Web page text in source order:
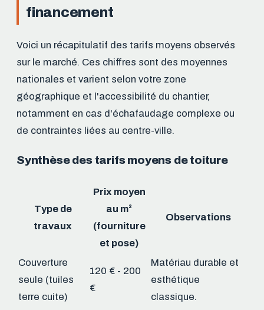
financement
Voici un récapitulatif des tarifs moyens observés
sur le marché. Ces chiffres sont des moyennes
nationales et varient selon votre zone
géographique et l'accessibilité du chantier,
notamment en cas d'échafaudage complexe ou
de contraintes liées au centre-ville.
Synthèse des tarifs moyens de toiture
Type de
travaux
Prix moyen
au m²
(fourniture
et pose)
Observations
Couverture
seule (tuiles
terre cuite)
120 € - 200
€
Matériau durable et
esthétique
classique.